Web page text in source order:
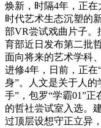
焕新，时隔4年，正
时代艺术生态沉塑的
部VR尝试戏曲片子。
育部近日发布第二批
面向将来的艺术学科
进修4年，日前，正在
身”。人文是关于人
手”，包罗“学霸01”
的哲社尝试室入选。
过顶层设想守正立异